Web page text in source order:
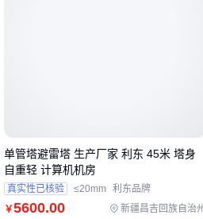
哪些配套防护设备
保护：
作为引下线时，截面积需满足雷电流
￥5600.00 新疆昌吉回族自治
单管塔避雷塔 生产厂家 利东 45米 塔身
自重轻 计算机机房
真实性已核验 ≤20mm 利东品牌